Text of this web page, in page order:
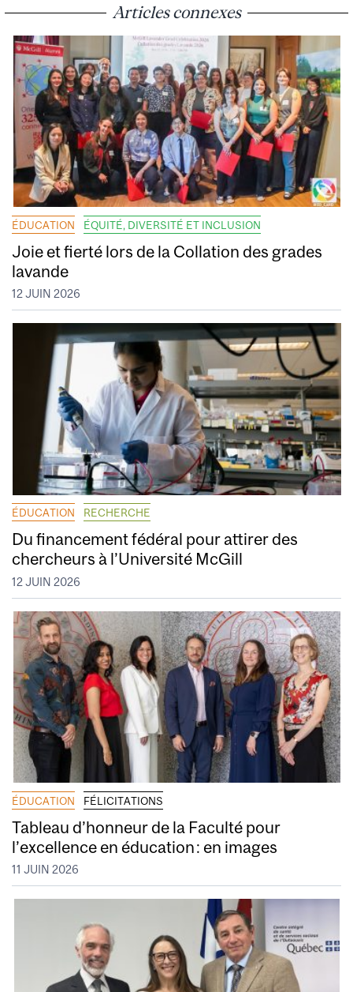
Articles connexes
ÉDUCATION ÉQUITÉ, DIVERSITÉ ET INCLUSION
Joie et fierté lors de la Collation des grades
lavande
12 JUIN 2026
ÉDUCATION RECHERCHE
Du financement fédéral pour attirer des
chercheurs à l’Université McGill
12 JUIN 2026
ÉDUCATION FÉLICITATIONS
Tableau d’honneur de la Faculté pour
l’excellence en éducation : en images
11 JUIN 2026